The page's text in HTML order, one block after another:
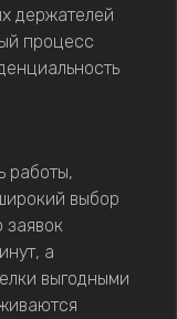
держателей
процесс
работы,
выбор
заявок
а
выгодными